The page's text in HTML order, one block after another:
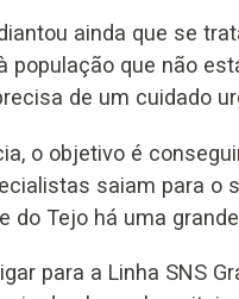
ainda que se
população que não
de um cuidado
o objetivo é
saiam para o
do Tejo há uma
para a Linha SNS